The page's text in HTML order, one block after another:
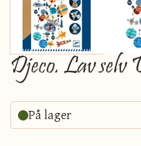
Djeco. Lav selv
På lager